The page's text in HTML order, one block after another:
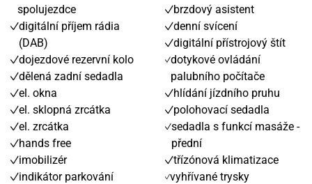
spolujezdce
digitální příjem rádia
(DAB)
dojezdové rezervní kolo
dělená zadní sedadla
el. okna
el. sklopná zrcátka
el. zrcátka
hands free
imobilizér
indikátor parkování
brzdový asistent
denní svícení
digitální přístrojový štít
dotykové ovládání
palubního počítače
hlídání jízdního pruhu
polohovací sedadla
sedadla s funkcí masáže -
přední
třízónová klimatizace
vyhřívané trysky